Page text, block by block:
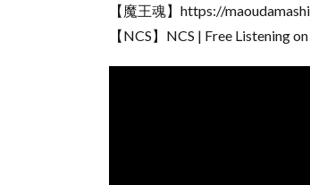
【魔王魂】https://
【NCS】NCS | Free Listening